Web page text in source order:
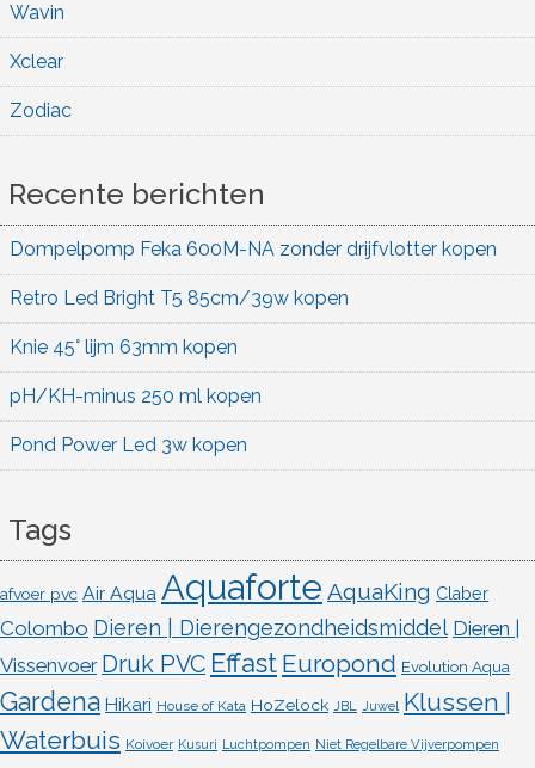
Wavin
Xclear
Zodiac
Recente berichten
Dompelpomp Feka 600M-NA zonder drijfvlotter kopen
Retro Led Bright T5 85cm/39w kopen
Knie 45° lijm 63mm kopen
pH/KH-minus 250 ml kopen
Pond Power Led 3w kopen
Tags
afvoer pvc Air Aqua Aquaforte AquaKing Claber
Colombo Dieren | Dierengezondheidsmiddel Dieren |
Vissenvoer Druk PVC Effast Europond Evolution Aqua
Gardena Hikari House of Kata HoZelock JBL Juwel Klussen |
Waterbuis Koivoer Kusuri Luchtpompen Niet Regelbare Vijverpompen